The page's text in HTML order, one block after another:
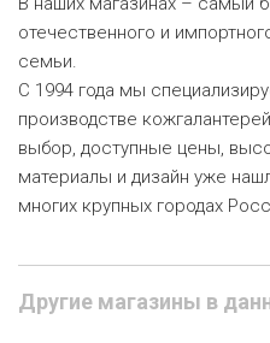
отечественного и
семьи.
С 1994 года мы
производстве
выбор, доступные цены,
материалы и дизайн уже
многих крупных городах
Другие магазины в